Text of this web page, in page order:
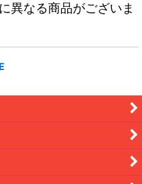
異なる商品がございま